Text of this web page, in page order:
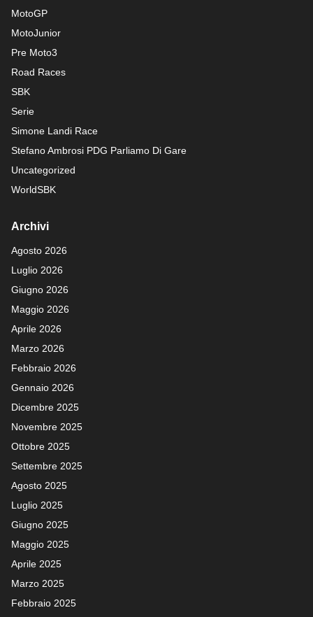
MotoGP
MotoJunior
Pre Moto3
Road Races
SBK
Serie
Simone Landi Race
Stefano Ambrosi PDG Parliamo Di Gare
Uncategorized
WorldSBK
Archivi
Agosto 2026
Luglio 2026
Giugno 2026
Maggio 2026
Aprile 2026
Marzo 2026
Febbraio 2026
Gennaio 2026
Dicembre 2025
Novembre 2025
Ottobre 2025
Settembre 2025
Agosto 2025
Luglio 2025
Giugno 2025
Maggio 2025
Aprile 2025
Marzo 2025
Febbraio 2025